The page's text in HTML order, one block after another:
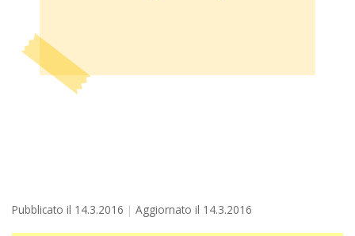
Pubblicato il 14.3.2016 Aggiornato il 14.3.2016